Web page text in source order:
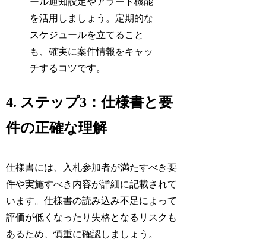
を活用しましょう。定期的な
スケジュールを立てること
も、確実に案件情報をキャッ
チするコツです。
4. ステップ3：仕様書と要
件の正確な理解
仕様書には、入札参加者が満たすべき要
件や実施すべき内容が詳細に記載されて
います。仕様書の読み込み不足によって
評価が低くなったり失格となるリスクも
あるため、慎重に確認しましょう。